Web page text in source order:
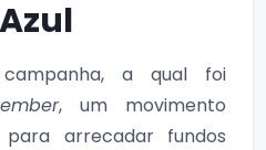
a qual foi
, um movimento
arrecadar fundos